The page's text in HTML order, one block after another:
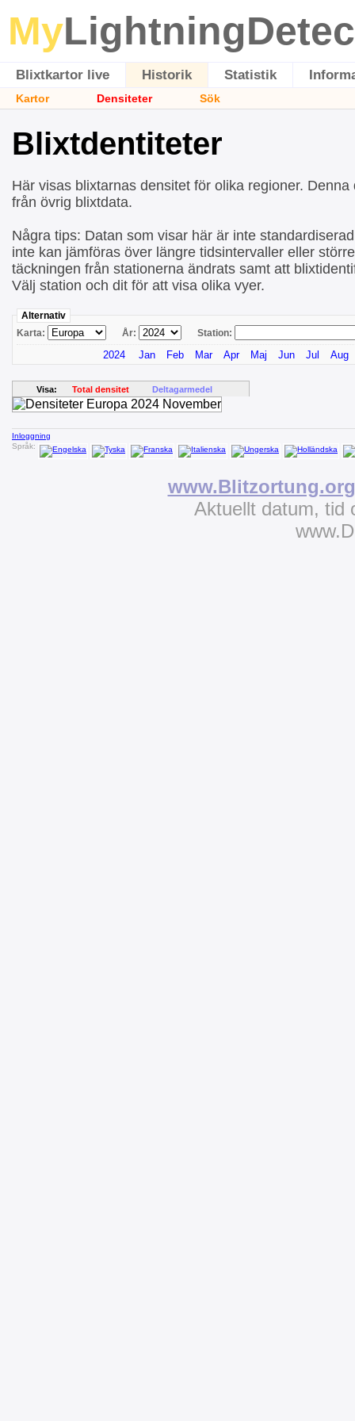
My
Blixtkartor live Historik Statistik
Kartor Densiteter Sök
Blixtdentiteter
Här visas blixtarnas densitet för olika regioner.
från övrig blixtdata.
Några tips: Datan som visar här är inte
inte kan jämföras över längre tidsintervaller eller
täckningen från stationerna ändrats samt att
Välj station och dit för att visa olika vyer.
Alternativ
Karta:
År: Station:
2024 Jan Feb Mar Apr Maj Jun Jul Aug
Visa: Total densitet Deltagarmedel
Inloggning
Språk:
www.Blitzortung.org
Aktuellt datum, tid